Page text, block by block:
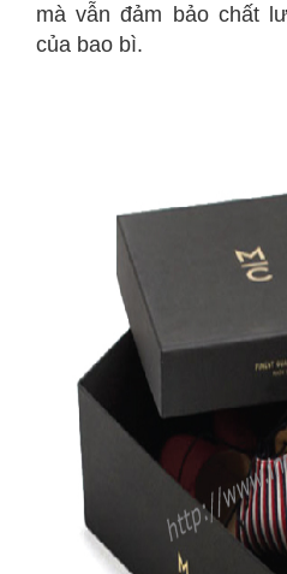
mà vẫn đảm bảo chất
của bao bì.